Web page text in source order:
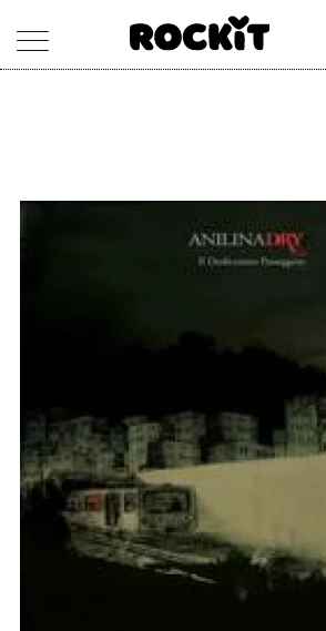
ARTISTI
CONCERTI